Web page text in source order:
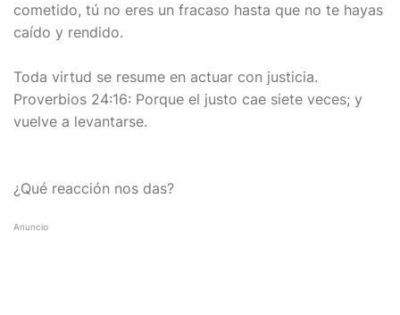
cometido, tú no eres un fracaso hasta que no te hayas
caído y rendido.
Toda virtud se resume en actuar con justicia.
Proverbios 24:16: Porque el justo cae siete veces; y
vuelve a levantarse.
¿Qué reacción nos das?
Anuncio